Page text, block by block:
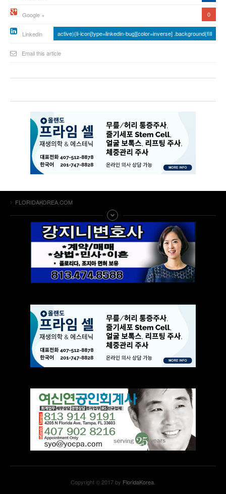
Google + 0
Linkedin active){li-icon[type=linkedin-bug][color=inverse] .background{fill
Email this article
FLORIDAKOREA.COM
Copyright © 2017 by FloridaKorea